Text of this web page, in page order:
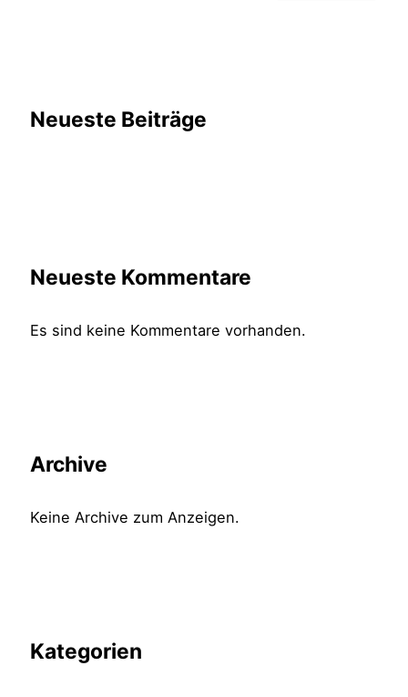
Neueste Beiträge
Neueste Kommentare
Es sind keine Kommentare vorhanden.
Archive
Keine Archive zum Anzeigen.
Kategorien